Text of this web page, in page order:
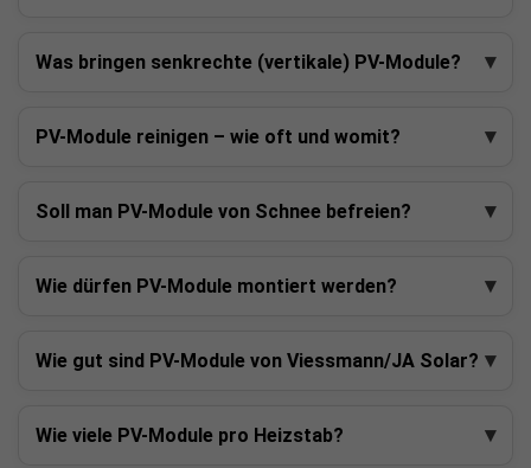
Was bringen senkrechte (vertikale) PV-Module?
PV-Module reinigen – wie oft und womit?
Soll man PV-Module von Schnee befreien?
Wie dürfen PV-Module montiert werden?
Wie gut sind PV-Module von Viessmann/JA Solar?
Wie viele PV-Module pro Heizstab?